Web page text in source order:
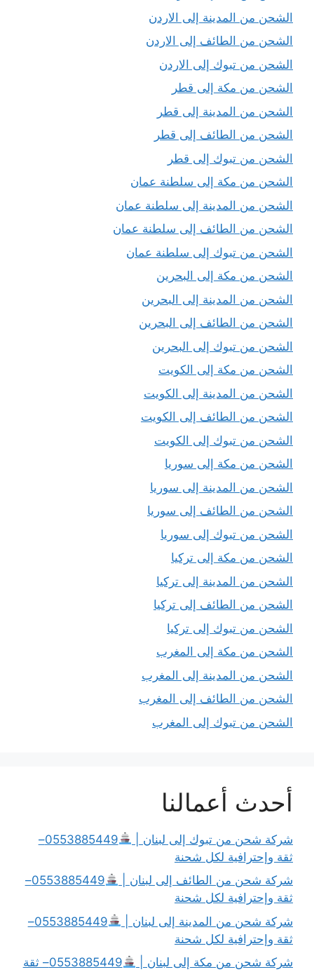
الشحن من المدينة إلى الاردن
الشحن من الطائف إلى الاردن
الشحن من تبوك إلى الاردن
الشحن من مكة إلى قطر
الشحن من المدينة إلى قطر
الشحن من الطائف إلى قطر
الشحن من تبوك إلى قطر
الشحن من مكة إلى سلطنة عمان
الشحن من المدينة إلى سلطنة عمان
الشحن من الطائف إلى سلطنة عمان
الشحن من تبوك إلى سلطنة عمان
الشحن من مكة إلى البحرين
الشحن من المدينة إلى البحرين
الشحن من الطائف إلى البحرين
الشحن من تبوك إلى البحرين
الشحن من مكة إلى الكويت
الشحن من المدينة إلى الكويت
الشحن من الطائف إلى الكويت
الشحن من تبوك إلى الكويت
الشحن من مكة إلى سوريا
الشحن من المدينة إلى سوريا
الشحن من الطائف إلى سوريا
الشحن من تبوك إلى سوريا
الشحن من مكة إلى تركيا
الشحن من المدينة إلى تركيا
الشحن من الطائف إلى تركيا
الشحن من تبوك إلى تركيا
الشحن من مكة إلى المغرب
الشحن من المدينة إلى المغرب
الشحن من الطائف إلى المغرب
الشحن من تبوك إلى المغرب
أحدث أعمالنا
شركة شحن من تبوك إلى لبنان |
0553885449–
ثقة وإحترافية لكل شحنة
شركة شحن من الطائف إلى لبنان |
0553885449–
ثقة وإحترافية لكل شحنة
شركة شحن من المدينة إلى لبنان |
0553885449–
ثقة وإحترافية لكل شحنة
شركة شحن من مكة إلى لبنان |
0553885449– ثقة